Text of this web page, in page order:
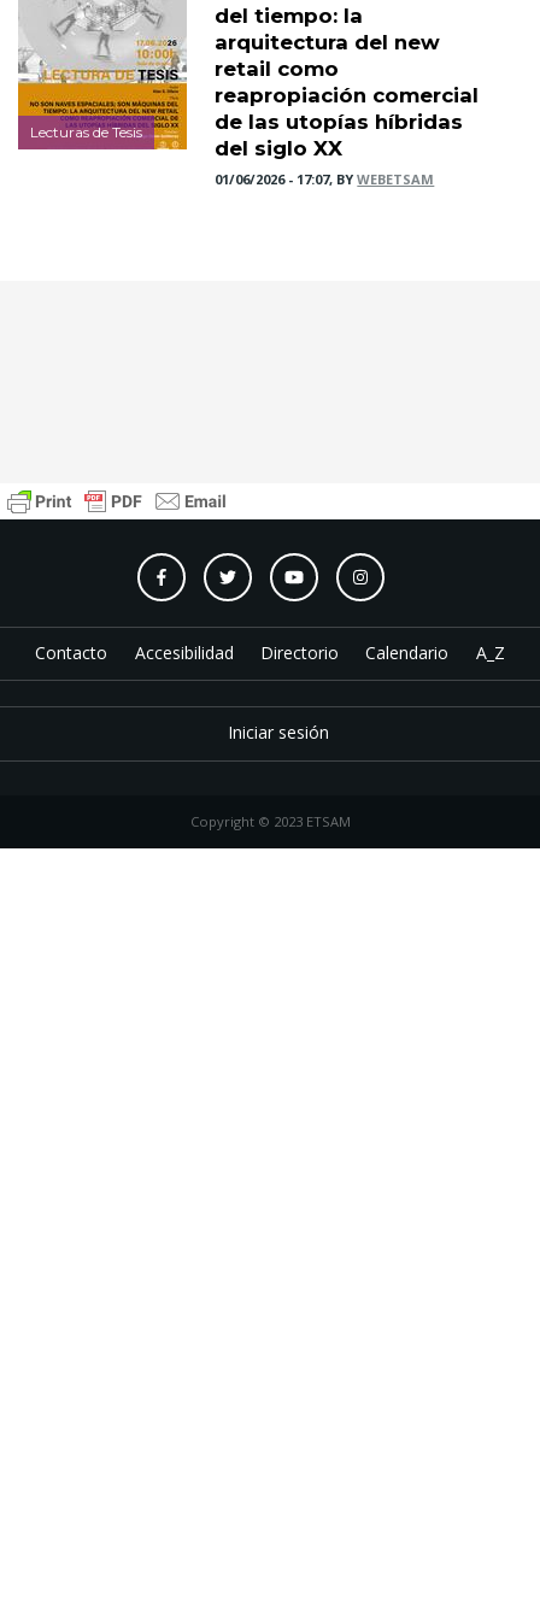
Lecturas de Tesis
del tiempo: la
arquitectura del new
retail como
reapropiación comercial
de las utopías híbridas
del siglo XX
01/06/2026 - 17:07, BYWEBETSAM
Contacto Accesibilidad Directorio Calendario A_Z
Iniciar sesión
Copyright © 2023 ETSAM